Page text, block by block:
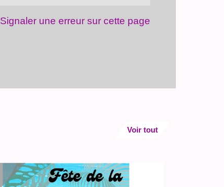
Signaler une erreur sur cette page
Voir tout